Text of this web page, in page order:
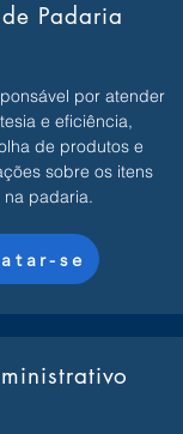
Padaria
por atender
e eficiência,
de produtos e
sobre os itens
padaria.
se